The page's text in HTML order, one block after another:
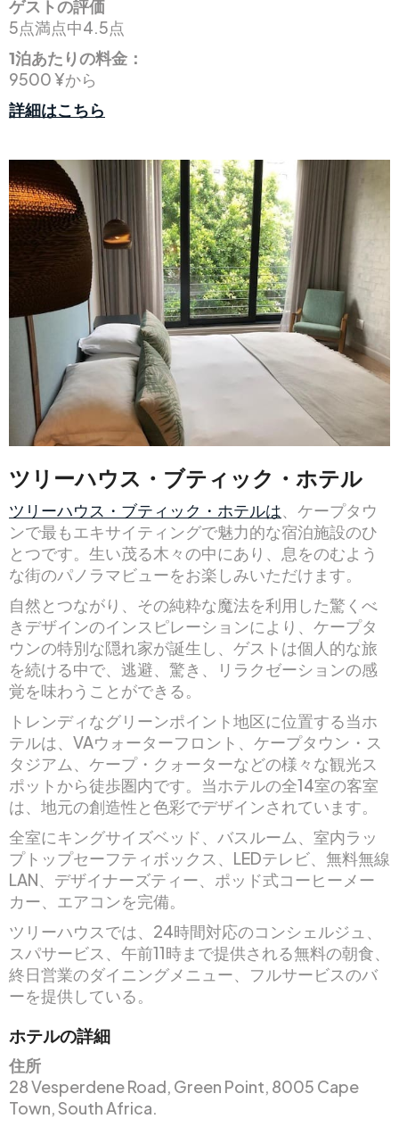
ゲストの評価
5点満点中4.5点
1泊あたりの料金：
9500 ¥から
詳細はこちら
ツリーハウス・ブティック・ホテル
ツリーハウス・ブティック・ホテルは、ケープタウ
ンで最もエキサイティングで魅力的な宿泊施設のひ
とつです。生い茂る木々の中にあり、息をのむよう
な街のパノラマビューをお楽しみいただけます。
自然とつながり、その純粋な魔法を利用した驚くべ
きデザインのインスピレーションにより、ケープタ
ウンの特別な隠れ家が誕生し、ゲストは個人的な旅
を続ける中で、逃避、驚き、リラクゼーションの感
覚を味わうことができる。
トレンディなグリーンポイント地区に位置する当ホ
テルは、VAウォーターフロント、ケープタウン・ス
タジアム、ケープ・クォーターなどの様々な観光ス
ポットから徒歩圏内です。当ホテルの全14室の客室
は、地元の創造性と色彩でデザインされています。
全室にキングサイズベッド、バスルーム、室内ラッ
プトップセーフティボックス、LEDテレビ、無料無線
LAN、デザイナーズティー、ポッド式コーヒーメー
カー、エアコンを完備。
ツリーハウスでは、24時間対応のコンシェルジュ、
スパサービス、午前11時まで提供される無料の朝食、
終日営業のダイニングメニュー、フルサービスのバ
ーを提供している。
ホテルの詳細
住所
28 Vesperdene Road, Green Point, 8005 Cape
Town, South Africa.